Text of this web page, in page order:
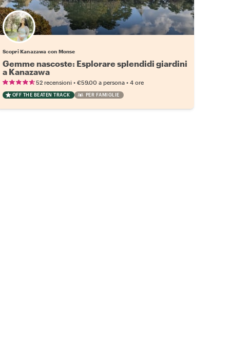
Scopri Kanazawa con Monse
Gemme nascoste: Esplorare splendidi giardini
a Kanazawa
52 recensioni• €59.00 a persona• 4 ore
OFF THE BEATEN TRACK PER FAMIGLIE